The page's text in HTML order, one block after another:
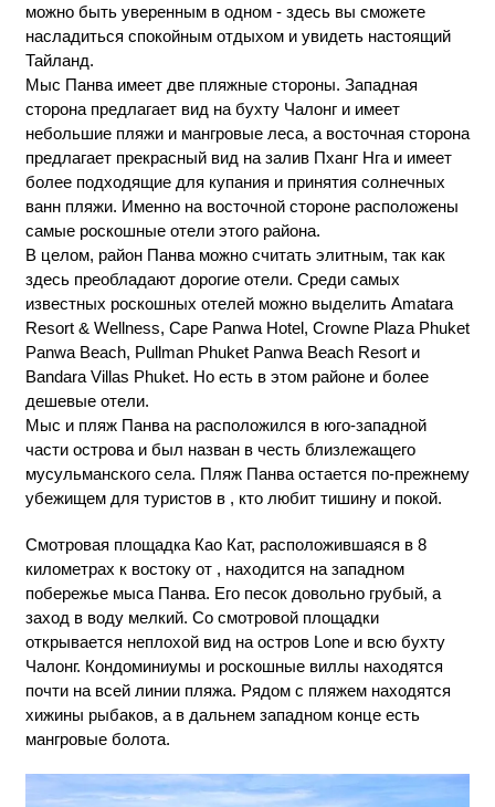
можно быть уверенным в одном - здесь вы сможете
насладиться спокойным отдыхом и увидеть настоящий
Тайланд.
Мыс Панва имеет две пляжные стороны. Западная
сторона предлагает вид на бухту Чалонг и имеет
небольшие пляжи и мангровые леса, а восточная сторона
предлагает прекрасный вид на залив Пханг Нга и имеет
более подходящие для купания и принятия солнечных
ванн пляжи. Именно на восточной стороне расположены
самые роскошные отели этого района.
В целом, район Панва можно считать элитным, так как
здесь преобладают дорогие отели. Среди самых
известных роскошных отелей можно выделить Amatara
Resort & Wellness, Cape Panwa Hotel, Crowne Plaza Phuket
Panwa Beach, Pullman Phuket Panwa Beach Resort и
Bandara Villas Phuket. Но есть в этом районе и более
дешевые отели.
Мыс и пляж Панва на расположился в юго-западной
части острова и был назван в честь близлежащего
мусульманского села. Пляж Панва остается по-прежнему
убежищем для туристов в , кто любит тишину и покой.
Смотровая площадка Као Кат, расположившаяся в 8
километрах к востоку от , находится на западном
побережье мыса Панва. Его песок довольно грубый, а
заход в воду мелкий. Со смотровой площадки
открывается неплохой вид на остров Lone и всю бухту
Чалонг. Кондоминиумы и роскошные виллы находятся
почти на всей линии пляжа. Рядом с пляжем находятся
хижины рыбаков, а в дальнем западном конце есть
мангровые болота.